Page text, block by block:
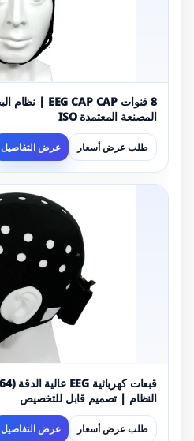
المصنعة المعتمدة ISO
طلب عرض أسعار عرض التفاصيل
النظام | تصميم قابل للتخصيص
طلب عرض أسعار عرض التفاصيل